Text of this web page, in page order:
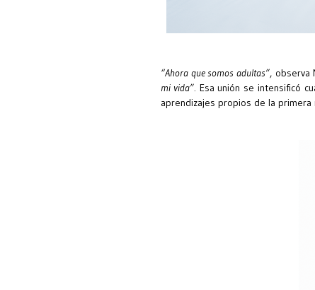
“Ahora que somos adultas”, observa
mi vida”. Esa unión se intensificó
aprendizajes propios de la primera